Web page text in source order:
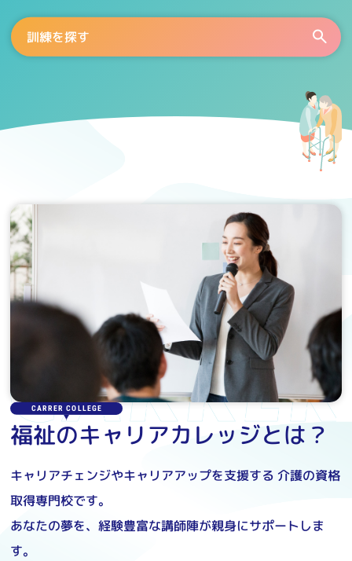
訓練を探す
CARRER COLLEGE
福祉のキャリアカレッジとは？
キャリアチェンジやキャリアアップを支援する 介護の資格
取得専門校です。
あなたの夢を、経験豊富な講師陣が親身にサポートしま
す。